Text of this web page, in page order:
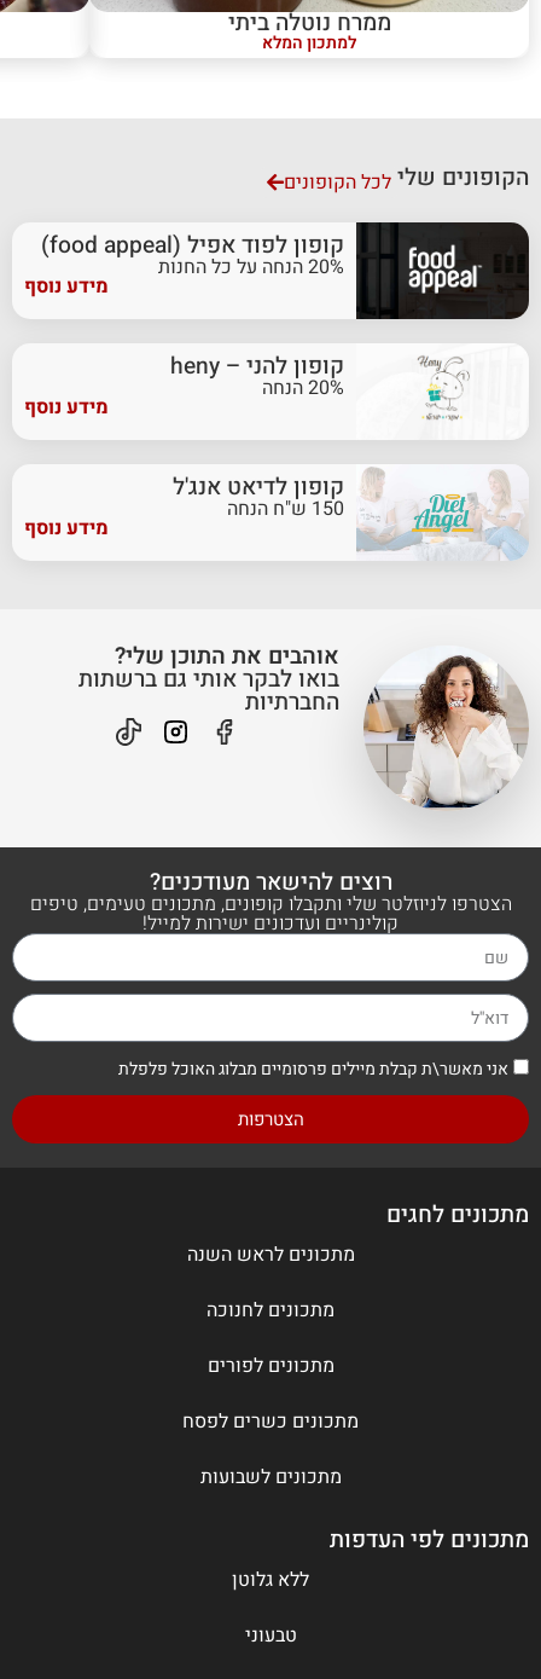
ממרח נוטלה ביתי
למתכון המלא
הקופונים שלי לכל הקופונים
קופון לפוד אפיל (food appeal)
20% הנחה על כל החנות
מידע נוסף
קופון להני – heny
20% הנחה
מידע נוסף
קופון לדיאט אנג'ל
150 ש"ח הנחה
מידע נוסף
אוהבים את התוכן שלי?
בואו לבקר אותי גם ברשתות
החברתיות
רוצים להישאר מעודכנים?
הצטרפו לניוזלטר שלי ותקבלו קופונים, מתכונים טעימים, טיפים
קולינריים ועדכונים ישירות למייל!
אני מאשר\ת קבלת מיילים פרסומיים מבלוג האוכל פלפלת
הצטרפות
מתכונים לחגים
מתכונים לראש השנה
מתכונים לחנוכה
מתכונים לפורים
מתכונים כשרים לפסח
מתכונים לשבועות
מתכונים לפי העדפות
ללא גלוטן
טבעוני